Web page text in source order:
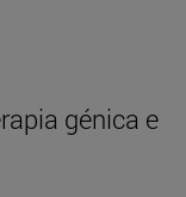
génica e